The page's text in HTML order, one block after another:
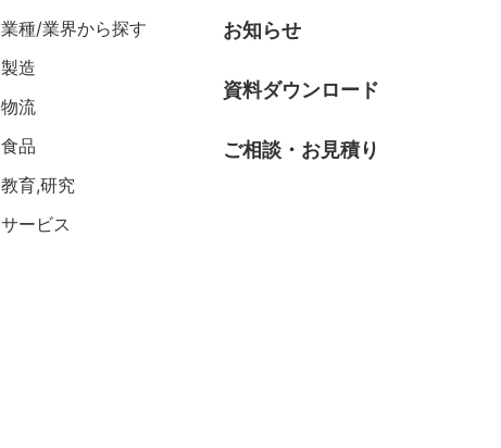
業種/業界から探す
製造
物流
食品
教育,研究
サービス
お知らせ
資料ダウンロード
ご相談・お見積り